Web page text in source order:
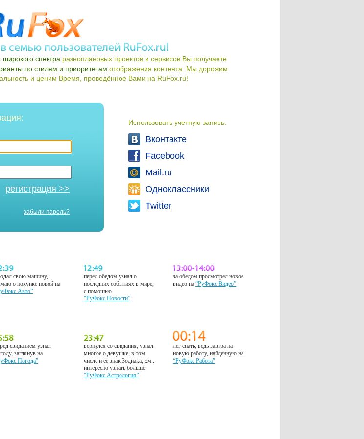
широкого спектра разноплановых проектов и сервисов Вы получаете
по стилям и приоритетам отображения контента. Мы дорожим
и ценим Время, проведённое Вами на RuFox.ru!
Использовать учетную запись:
Вконтакте
Facebook
Mail.ru
Одноклассники
Twitter
регистрация >>
забыли пароль?
свою машину,
о покупке новой на
Авто”
перед обедом узнал о
последних событиях в мире,
с помошью
“РуФокс Новости”
за обедом просмотрел новое
видео на“РуФокс Видео”
свиданием узнал
заглянув на
Погода”
вернулся со свидания, узнал
многое о девушке, в том
числе и ее знак Зодиака, хм..
интересно узнать больше
“РуФокс Астрология”
лег спать, ведь завтра на
новую работу, найденную на
“РуФокс Работа”